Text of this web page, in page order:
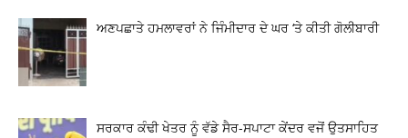
ਅਣਪਛਾਤੇ ਹਮਲਾਵਰਾਂ ਨੇ ਜਿੰਮੀਦਾਰ ਦੇ ਘਰ ‘ਤੇ ਕੀਤੀ ਗੋਲੀਬਾਰੀ
ਸਰਕਾਰ ਕੰਢੀ ਖੇਤਰ ਨੂੰ ਵੱਡੇ ਸੈਰ-ਸਪਾਟਾ ਕੇਂਦਰ ਵਜੋਂ ਉਤਸਾਹਿਤ